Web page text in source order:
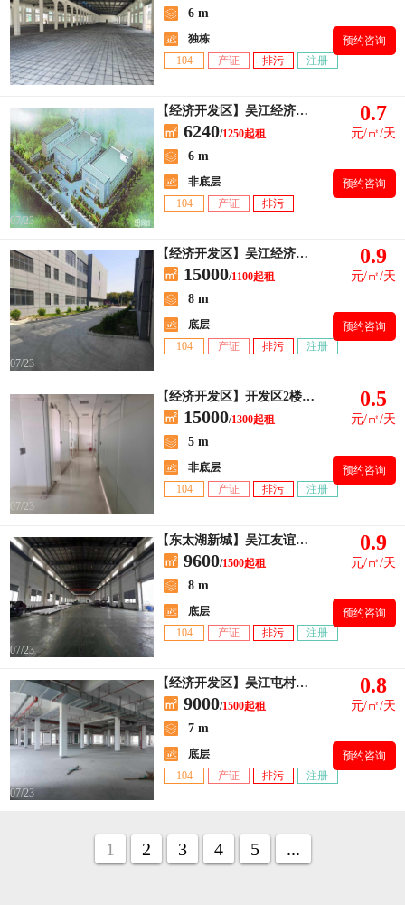
07/23
6 m
独栋
104
产证 排污 注册
预约咨询
07/23
【经济开发区】吴江经济开发区，6240平方独院厂房招租
6240/1250起租
6 m
非底层
104
产证 排污
0.7
元/㎡/天
预约咨询
07/23
【经济开发区】吴江经济开发区庞金路出租一楼标准厂房1100平方
15000/1100起租
8 m
底层
104
产证 排污 注册
0.9
元/㎡/天
预约咨询
07/23
【经济开发区】开发区2楼原房东直租独栋1300平，1800平
15000/1300起租
5 m
非底层
104
产证 排污 注册
0.5
元/㎡/天
预约咨询
07/23
【东太湖新城】吴江友谊工业园出租厂房1500平方
9600/1500起租
8 m
底层
104
产证 排污 注册
0.9
元/㎡/天
预约咨询
07/23
【经济开发区】吴江屯村工业区双层独栋3000平厂房
9000/1500起租
7 m
底层
104
产证 排污 注册
0.8
元/㎡/天
预约咨询
1 2 3 4 5 ...